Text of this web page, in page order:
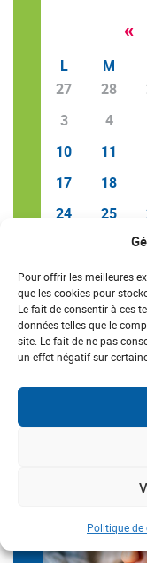
Pour offrir les meilleures
que les cookies pour
Le fait de consentir à ces
données telles que le
site. Le fait de ne pas
un effet négatif sur
Politique de
«
L M
27
28
3
4
10
11
17
18
24
25